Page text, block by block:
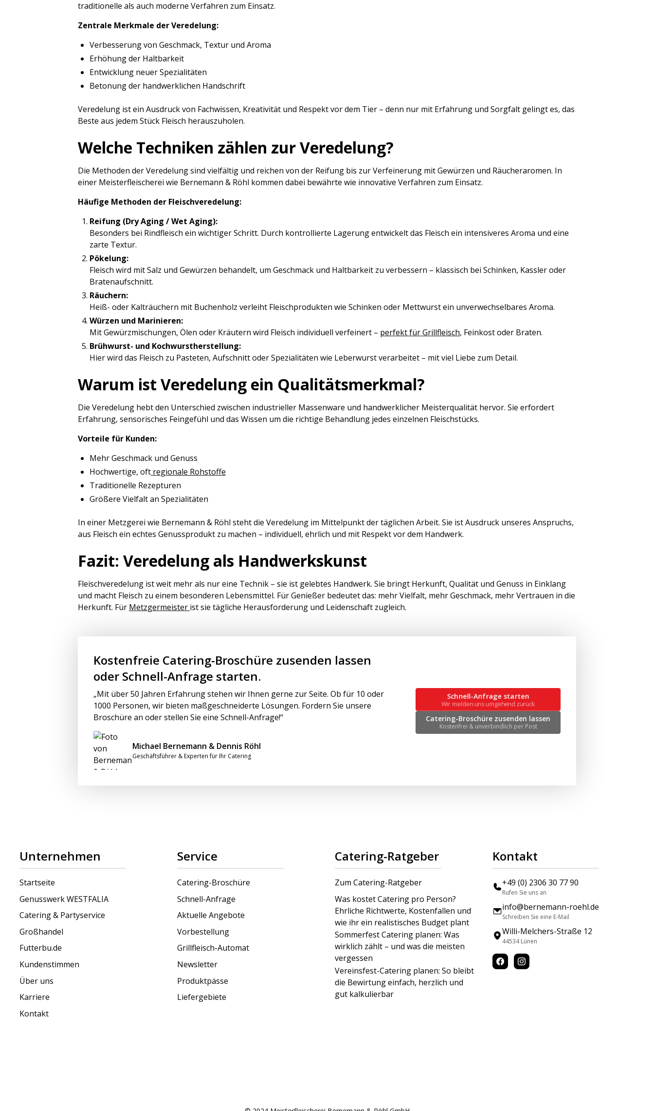
traditionelle als auch moderne Verfahren zum Einsatz.
Zentrale Merkmale der Veredelung:
Verbesserung von Geschmack, Textur und Aroma
Erhöhung der Haltbarkeit
Entwicklung neuer Spezialitäten
Betonung der handwerklichen Handschrift
Veredelung ist ein Ausdruck von Fachwissen, Kreativität und Respekt vor dem Tier – denn nur mit Erfahrung und Sorgfalt gelingt es, das
Beste aus jedem Stück Fleisch herauszuholen.
Welche Techniken zählen zur Veredelung?
Die Methoden der Veredelung sind vielfältig und reichen von der Reifung bis zur Verfeinerung mit Gewürzen und Räucheraromen. In
einer Meisterfleischerei wie Bernemann & Röhl kommen dabei bewährte wie innovative Verfahren zum Einsatz.
Häufige Methoden der Fleischveredelung:
Reifung (Dry Aging / Wet Aging):
Besonders bei Rindfleisch ein wichtiger Schritt. Durch kontrollierte Lagerung entwickelt das Fleisch ein intensiveres Aroma und eine
zarte Textur.
Pökelung:
Fleisch wird mit Salz und Gewürzen behandelt, um Geschmack und Haltbarkeit zu verbessern – klassisch bei Schinken, Kassler oder
Bratenaufschnitt.
Räuchern:
Heiß- oder Kalträuchern mit Buchenholz verleiht Fleischprodukten wie Schinken oder Mettwurst ein unverwechselbares Aroma.
Würzen und Marinieren:
Mit Gewürzmischungen, Ölen oder Kräutern wird Fleisch individuell verfeinert – perfekt für Grillfleisch, Feinkost oder Braten.
Brühwurst- und Kochwurstherstellung:
Hier wird das Fleisch zu Pasteten, Aufschnitt oder Spezialitäten wie Leberwurst verarbeitet – mit viel Liebe zum Detail.
Warum ist Veredelung ein Qualitätsmerkmal?
Die Veredelung hebt den Unterschied zwischen industrieller Massenware und handwerklicher Meisterqualität hervor. Sie erfordert
Erfahrung, sensorisches Feingefühl und das Wissen um die richtige Behandlung jedes einzelnen Fleischstücks.
Vorteile für Kunden:
Mehr Geschmack und Genuss
Hochwertige, oft regionale Rohstoffe
Traditionelle Rezepturen
Größere Vielfalt an Spezialitäten
In einer Metzgerei wie Bernemann & Röhl steht die Veredelung im Mittelpunkt der täglichen Arbeit. Sie ist Ausdruck unseres Anspruchs,
aus Fleisch ein echtes Genussprodukt zu machen – individuell, ehrlich und mit Respekt vor dem Handwerk.
Fazit: Veredelung als Handwerkskunst
Fleischveredelung ist weit mehr als nur eine Technik – sie ist gelebtes Handwerk. Sie bringt Herkunft, Qualität und Genuss in Einklang
und macht Fleisch zu einem besonderen Lebensmittel. Für Genießer bedeutet das: mehr Vielfalt, mehr Geschmack, mehr Vertrauen in die
Herkunft. Für Metzgermeister ist sie tägliche Herausforderung und Leidenschaft zugleich.
Kostenfreie Catering-Broschüre zusenden lassen
oder Schnell-Anfrage starten.
„Mit über 50 Jahren Erfahrung stehen wir Ihnen gerne zur Seite. Ob für 10 oder
1000 Personen, wir bieten maßgeschneiderte Lösungen. Fordern Sie unsere
Broschüre an oder stellen Sie eine Schnell-Anfrage!“
Michael Bernemann & Dennis Röhl
Geschäftsführer & Experten für Ihr Catering
Schnell-Anfrage starten
Wir melden uns umgehend zurück
Catering-Broschüre zusenden lassen
Kostenfrei & unverbindlich per Post
Unternehmen
Startseite
Genusswerk WESTFALIA
Catering & Partyservice
Großhandel
Futterbu.de
Kundenstimmen
Über uns
Karriere
Kontakt
Service
Catering-Broschüre
Schnell-Anfrage
Aktuelle Angebote
Vorbestellung
Grillfleisch-Automat
Newsletter
Produktpässe
Liefergebiete
Catering-Ratgeber
Zum Catering-Ratgeber
Was kostet Catering pro Person?
Ehrliche Richtwerte, Kostenfallen und
wie ihr ein realistisches Budget plant
Sommerfest Catering planen: Was
wirklich zählt – und was die meisten
vergessen
Vereinsfest-Catering planen: So bleibt
die Bewirtung einfach, herzlich und
gut kalkulierbar
Kontakt
+49 (0) 2306 30 77 90
Rufen Sie uns an
info@bernemann-roehl.de
Schreiben Sie eine E-Mail
Willi-Melchers-Straße 12
44534 Lünen